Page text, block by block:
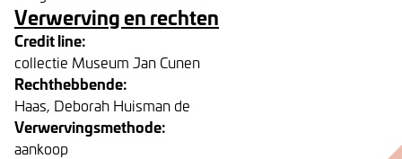
Verwerving en rechten
Credit line:
collectie Museum Jan Cunen
Rechthebbende:
Haas, Deborah Huisman de
Verwervingsmethode:
aankoop